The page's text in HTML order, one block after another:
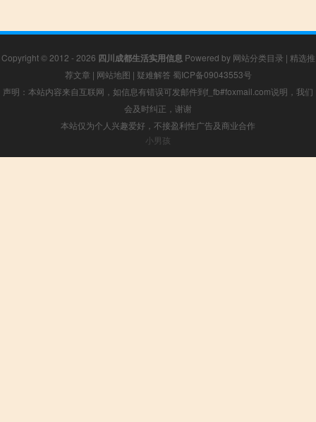
Copyright © 2012 - 2026 四川成都生活实用信息 Powered by 网站分类目录 | 精选推
荐文章 | 网站地图 | 疑难解答 蜀ICP备09043553号
声明：本站内容来自互联网，如信息有错误可发邮件到f_fb#foxmail.com说明，我们
会及时纠正，谢谢
本站仅为个人兴趣爱好，不接盈利性广告及商业合作
小男孩